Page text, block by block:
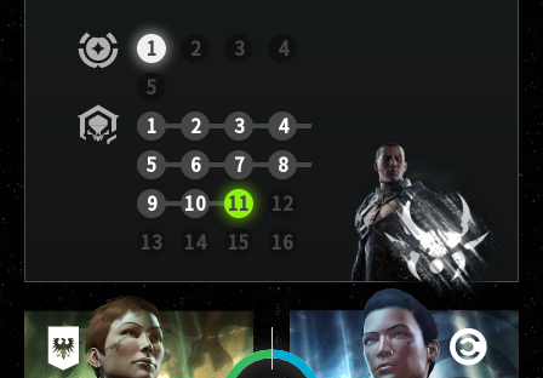
1 2 3
4
5
1
2 3
4
5
6 7
8
9
10 11
12
13
14 15 16
レポートを表示